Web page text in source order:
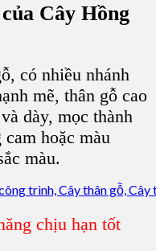
Cây Hồng
, có nhiều nhánh
mẽ, thân gỗ cao
dày, mọc thành
cam hoặc màu
màu.
chịu hạn tốt